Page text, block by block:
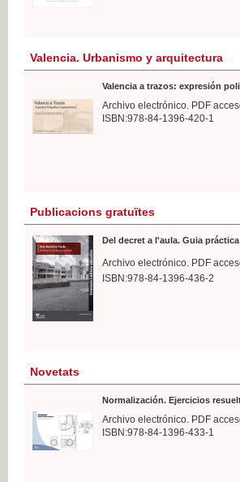
Valencia. Urbanismo y arquitectura
Valencia a trazos: expresión
Archivo electrónico. PDF
ISBN:978-84-1396-420-1
Publicacions gratuïtes
Del decret a l'aula. Guia
Archivo electrónico. PDF
ISBN:978-84-1396-436-2
Novetats
Normalización. Ejercicios
Archivo electrónico. PDF
ISBN:978-84-1396-433-1